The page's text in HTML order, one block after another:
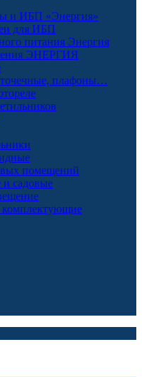
и ИБП «Энергия»
для ИБП
питания Энергия
ЭНЕРГИЯ
плафоны…
помещений
садовые